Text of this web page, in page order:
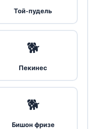
Той-пудель
🐕
Пекинес
🐕
Бишон фризе